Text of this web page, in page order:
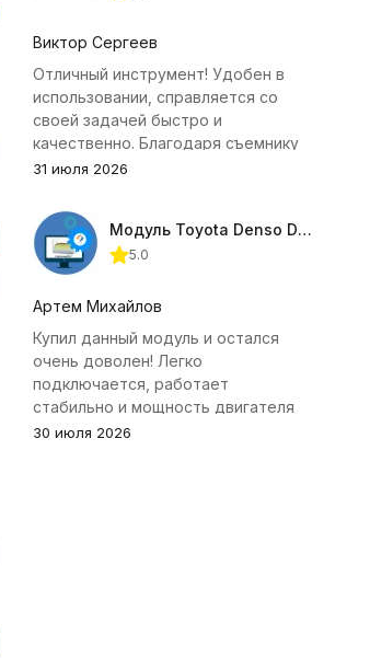
Виктор Сергеев
Отличный инструмент! Удобен в
использовании, справляется со
своей задачей быстро и
качественно. Благодаря съемнику
удалось избежать лишних хлопот с
цилиндров.
31 июля 2026
Модуль Toyota Denso Diesel 2.8D для ChipTuningPRO
5.0
Артем Михайлов
Купил данный модуль и остался
очень доволен! Легко
подключается, работает
стабильно и мощность двигателя
заметно увеличилась. Рекомендую
30 июля 2026